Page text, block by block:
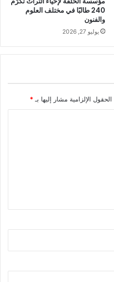
240 طالبًا في مختلف العلوم
والفنون
يوليو 27, 2026
الحقول الإلزامية مشار إليها بـ *